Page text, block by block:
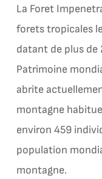
La Foret
forets tropicales
datant de plus de
Patrimoine
abrite
montagne
environ 459
population
montagne.